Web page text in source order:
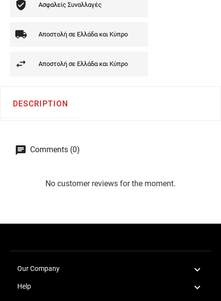
Ασφαλείς Συναλλαγές
Αποστολή σε Ελλάδα και Κύπρο
Αποστολή σε Ελλάδα και Κύπρο
DESCRIPTION
Comments (0)
No customer reviews for the moment.
Our Company 
Help 